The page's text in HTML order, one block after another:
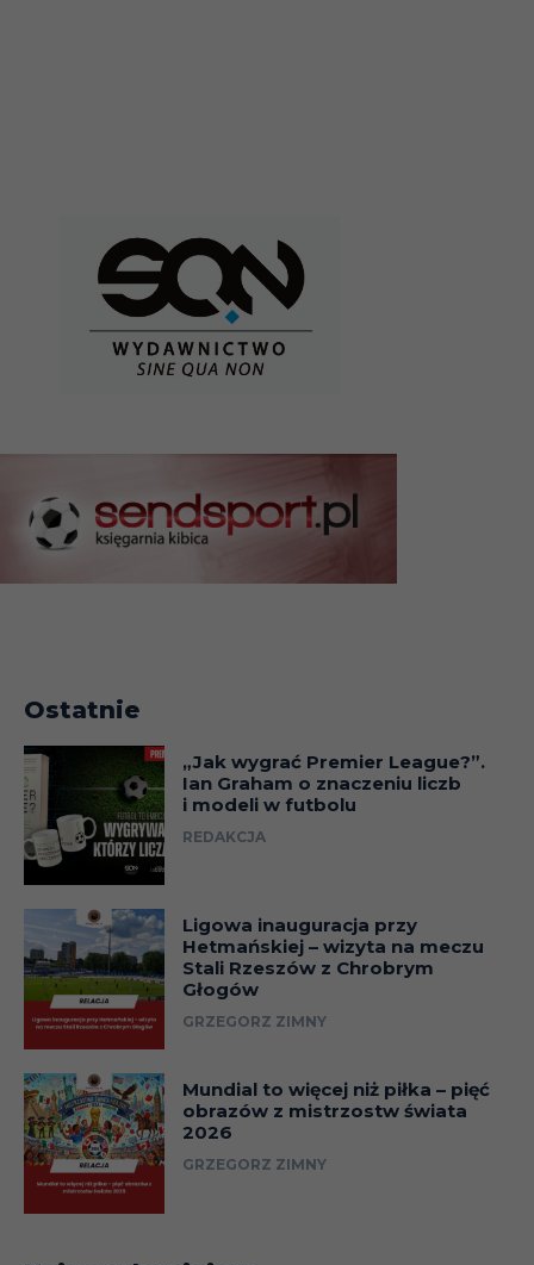
Ostatnie
„Jak wygrać Premier League?”.
Ian Graham o znaczeniu liczb
i modeli w futbolu
REDAKCJA
Ligowa inauguracja przy
Hetmańskiej – wizyta na meczu
Stali Rzeszów z Chrobrym
Głogów
GRZEGORZ ZIMNY
Mundial to więcej niż piłka – pięć
obrazów z mistrzostw świata
2026
GRZEGORZ ZIMNY